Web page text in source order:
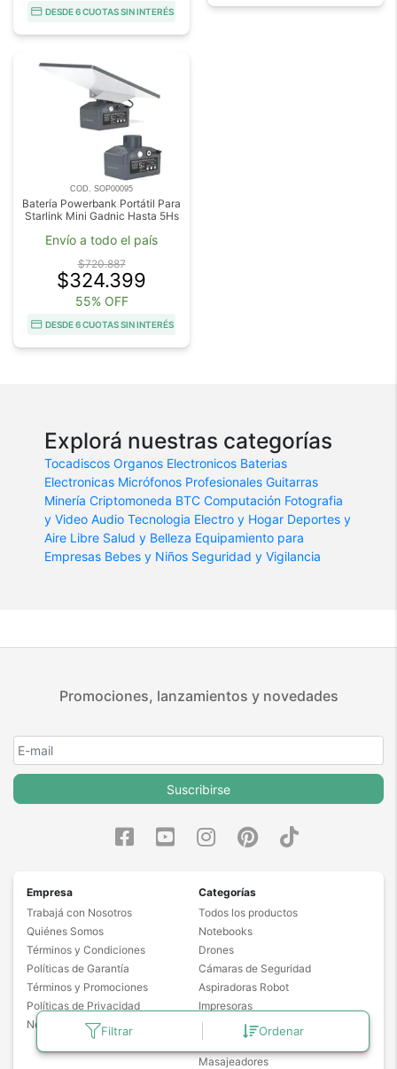
Filtrar Ordenar
DESDE 6 CUOTAS SIN INTERÉS
COD. SOP00095
Batería Powerbank Portátil Para
Starlink Mini Gadnic Hasta 5Hs
Envío a todo el país
$720.887
$324.399
55% OFF
DESDE 6 CUOTAS SIN INTERÉS
Explorá nuestras categorías
Tocadiscos Organos Electronicos Baterias
Electronicas Micrófonos Profesionales Guitarras
Minería Criptomoneda BTC Computación Fotografia
y Video Audio Tecnologia Electro y Hogar Deportes y
Aire Libre Salud y Belleza Equipamiento para
Empresas Bebes y Niños Seguridad y Vigilancia
Promociones, lanzamientos y novedades
Suscribirse
Empresa
Trabajá con Nosotros
Quiénes Somos
Términos y Condiciones
Políticas de Garantía
Términos y Promociones
Políticas de Privacidad
Noticias
Categorías
Todos los productos
Notebooks
Drones
Cámaras de Seguridad
Aspiradoras Robot
Impresoras
Proyectores
Freidoras de Aire
Masajeadores